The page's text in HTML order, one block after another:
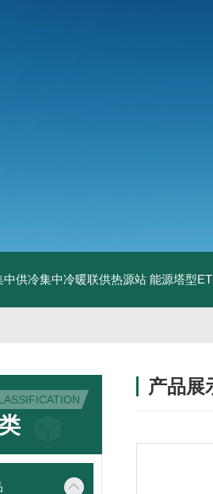
供冷集中冷暖联供热源站 能源塔型
产品展